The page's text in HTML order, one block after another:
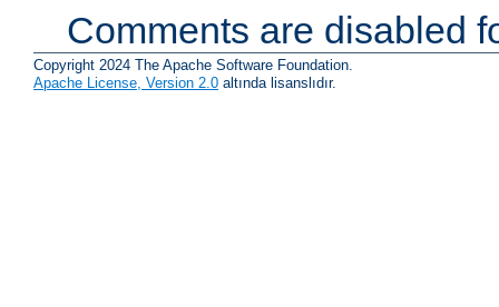
Comments are disabled
Copyright 2024 The Apache Software Foundation.
Apache License, Version 2.0 altında lisanslıdır.